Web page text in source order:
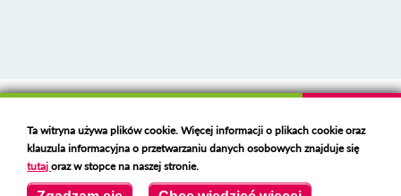
Deklaracja dostępności
Polski serwer RBLhttps://polspam.pl/
Copyright 2023 Urząd Miejski w Opolu Lubelskim
Ta witryna używa plików cookie. Więcej informacji o plikach cookie oraz
klauzula informacyjna o przetwarzaniu danych osobowych znajduje się
tutajoraz w stopce na naszej stronie.